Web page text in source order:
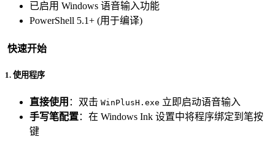
已启用 Windows 语音输入功能
PowerShell 5.1+ (用于编译)
️ 快速开始
1. 使用程序
直接使用 ：双击 WinPlusH.exe 立即启动语音输入
手写笔配置：在 Windows Ink 设置中将程序绑定到笔按
键